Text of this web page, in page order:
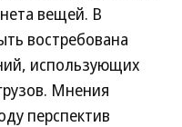
вещей. В
востребована
использующих
Мнения
перспектив